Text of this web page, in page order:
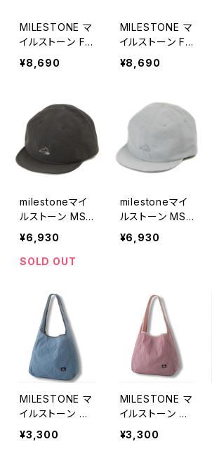
MILESTONE マ
イルストーン Fa
st Trail Glove
2.0 Gray
¥8,690
MILESTONE マ
イルストーン Fa
st Trail Glove
2.0 Brown
¥8,690
milestoneマイ
ルストーン MSC
-022 オリジナ
ルキャップ / カ
ーボン・ブラック
¥6,930
SOLD OUT
milestoneマイ
ルストーン MSC
-022 オリジナ
ルキャップ / カ
¥6,930
MILESTONE マ
イルストーン M
SB-004 ユーテ
ィリティバッグ 2
¥3,300
MILESTONE マ
イルストーン M
SB-004 ユーテ
ィリティバッグ 2
¥3,300